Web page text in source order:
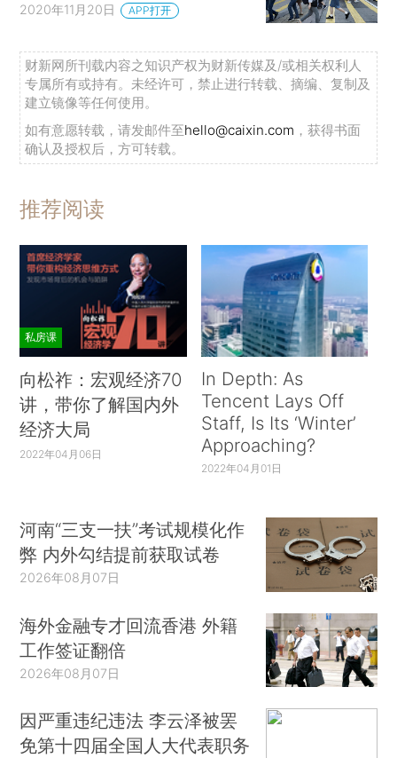
2020年11月20日 APP打开
财新网所刊载内容之知识产权为财新传媒及/或相关权利人
专属所有或持有。未经许可，禁止进行转载、摘编、复制及
建立镜像等任何使用。
如有意愿转载，请发邮件至hello@caixin.com ，获得书面
确认及授权后，方可转载。
推荐阅读
私房课
向松祚：宏观经济70
讲，带你了解国内外
经济大局
2022年04月06日
In Depth: As
Tencent Lays Off
Staff, Is Its ‘Winter’
Approaching?
2022年04月01日
河南“三支一扶”考试规模化作
弊 内外勾结提前获取试卷
2026年08月07日
海外金融专才回流香港 外籍
工作签证翻倍
2026年08月07日
因严重违纪违法 李云泽被罢
免第十四届全国人大代表职务